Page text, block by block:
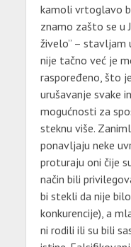
kamoli vrtoglavo
znamo zašto se u
živelo” – stavljam
nije tačno već je
raspoređeno, što
urušavanje svake
mogućnosti za
steknu više.
ponavljaju neke
proturaju oni čije
način bili
bi stekli da nije
konkurencije), a
ni rodili ili su bili